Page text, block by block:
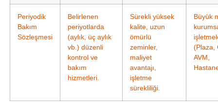
Periyodik
Bakım
Sözleşmesi
Belirlenen
periyotlarda
(aylık, üç aylık
vb.) düzenli
kontrol ve
bakım
hizmetleri.
Sürekli yüksek
kalite, uzun
ömürlü
zeminler,
maliyet
avantajı,
işletme
sürekliliği.
Büyük
(Plaza,
AVM,